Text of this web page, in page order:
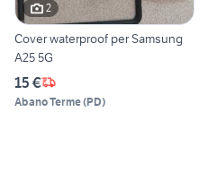
2
Cover waterproof per Samsung
A25 5G
15 €
Abano Terme(PD)